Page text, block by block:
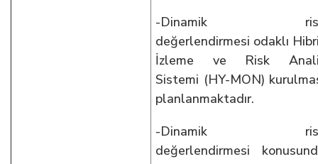
-Dinamik
değerlendirmesi odaklı
İzleme ve Risk
Sistemi (HY-MON)
planlanmaktadır.
-Dinamik
değerlendirmesi